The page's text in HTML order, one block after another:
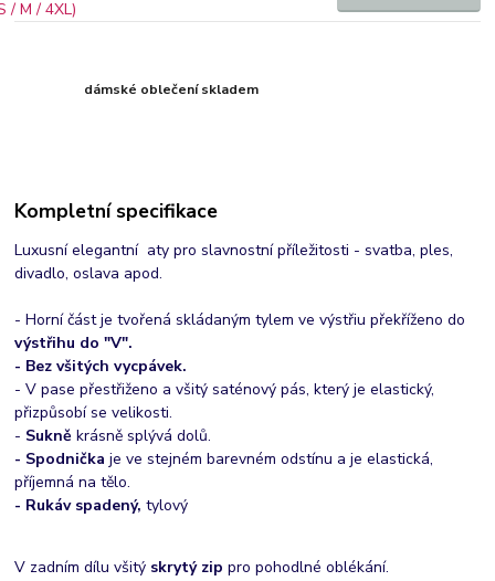
dámské oblečení skladem
Kompletní specifikace
Luxusní elegantní aty pro slavnostní příležitosti - svatba, ples,
divadlo, oslava apod.
- Horní část je tvořená skládaným tylem ve výstřiu překříženo do
výstřihu do "V".
- Bez všitých vycpávek.
- V pase přestřiženo a všitý saténový pás, který je elastický,
přizpůsobí se velikosti.
- Sukně krásně splývá dolů.
- Spodnička je ve stejném barevném odstínu a je elastická,
příjemná na tělo.
- Rukáv spadený, tylový
V zadním dílu všitý skrytý zip pro pohodlné oblékání.